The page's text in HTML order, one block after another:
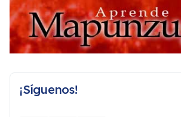
¡Síguenos!